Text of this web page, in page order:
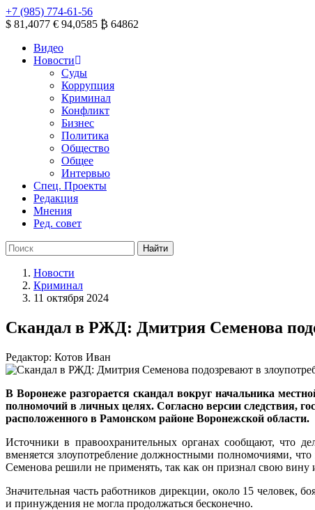
+7 (985) 774-61-56
$ 81,4077 € 94,0585 ₿ 64862
Видео
Новости
Суды
Коррупция
Криминал
Конфликт
Бизнес
Политика
Общество
Общее
Интервью
Спец. Проекты
Редакция
Мнения
Ред. совет
Новости
Криминал
11 октября 2024
Скандал в РЖД: Дмитрия Семенова
Редактор: Котов Иван
В Воронеже разгорается скандал вокруг начальника
полномочий в личных целях. Согласно версии следствия,
расположенного в Рамонском районе Воронежской области.
Источники в правоохранительных органах сообщают, что
вменяется злоупотребление должностными полномочиями,
Семенова решили не применять, так как он признал свою вину
Значительная часть работников дирекции, около 15 человек,
и принуждения не могла продолжаться бесконечно.